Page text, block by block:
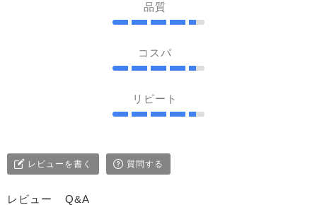
品質
コスパ
リピート
レビューを書く 質問する
レビュー Q&A